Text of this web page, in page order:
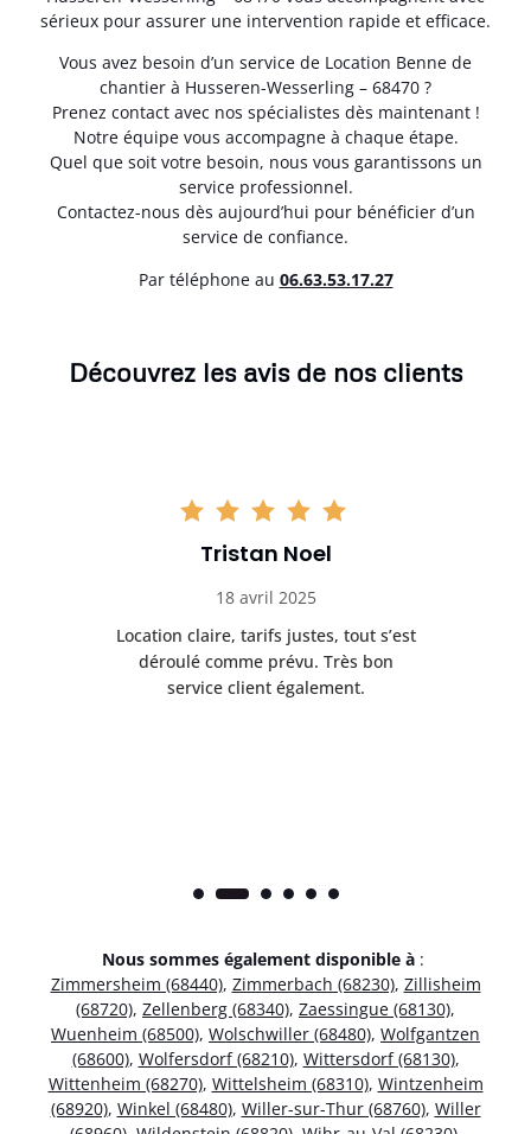
sérieux pour assurer une intervention rapide et efficace.
Vous avez besoin d’un service de Location Benne de
chantier à Husseren-Wesserling – 68470 ?
Prenez contact avec nos spécialistes dès maintenant !
Notre équipe vous accompagne à chaque étape.
Quel que soit votre besoin, nous vous garantissons un
service professionnel.
Contactez-nous dès aujourd’hui pour bénéficier d’un
service de confiance.
Par téléphone au 06.63.53.17.27
Découvrez les avis de nos clients
Tristan Noel
18 avril 2025
Location claire, tarifs justes, tout s’est
déroulé comme prévu. Très bon
service client également.
Nous sommes également disponible à :
Zimmersheim (68440), Zimmerbach (68230), Zillisheim
(68720), Zellenberg (68340), Zaessingue (68130),
Wuenheim (68500), Wolschwiller (68480), Wolfgantzen
(68600), Wolfersdorf (68210), Wittersdorf (68130),
Wittenheim (68270), Wittelsheim (68310), Wintzenheim
(68920), Winkel (68480), Willer-sur-Thur (68760), Willer